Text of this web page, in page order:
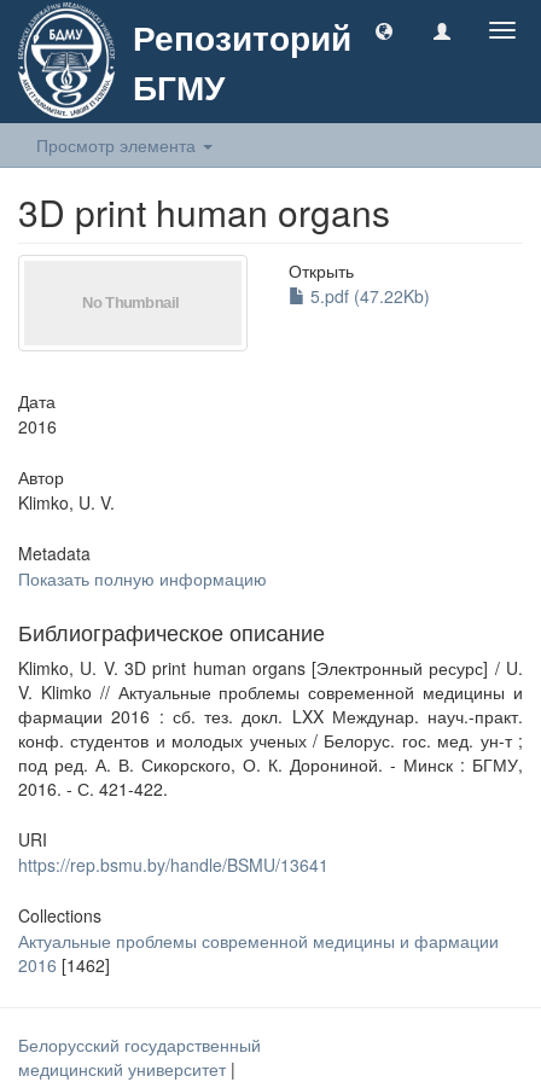
Репозиторий
БГМУ
Просмотр элемента
3D print human organs
Открыть
5.pdf (47.22Kb)
Дата
2016
Автор
Klimko, U. V.
Metadata
Показать полную информацию
Библиографическое описание
Klimko, U. V. 3D print human organs [Электронный ресурс] / U.
V. Klimko // Актуальные проблемы современной медицины и
фармации 2016 : сб. тез. докл. LXX Междунар. науч.-практ.
конф. студентов и молодых ученых / Белорус. гос. мед. ун-т ;
под ред. А. В. Сикорского, О. К. Дорониной. - Минск : БГМУ,
2016. - С. 421-422.
URI
https://rep.bsmu.by/handle/BSMU/13641
Collections
Актуальные проблемы современной медицины и фармации
2016 [1462]
Белорусский государственный
медицинский университет |